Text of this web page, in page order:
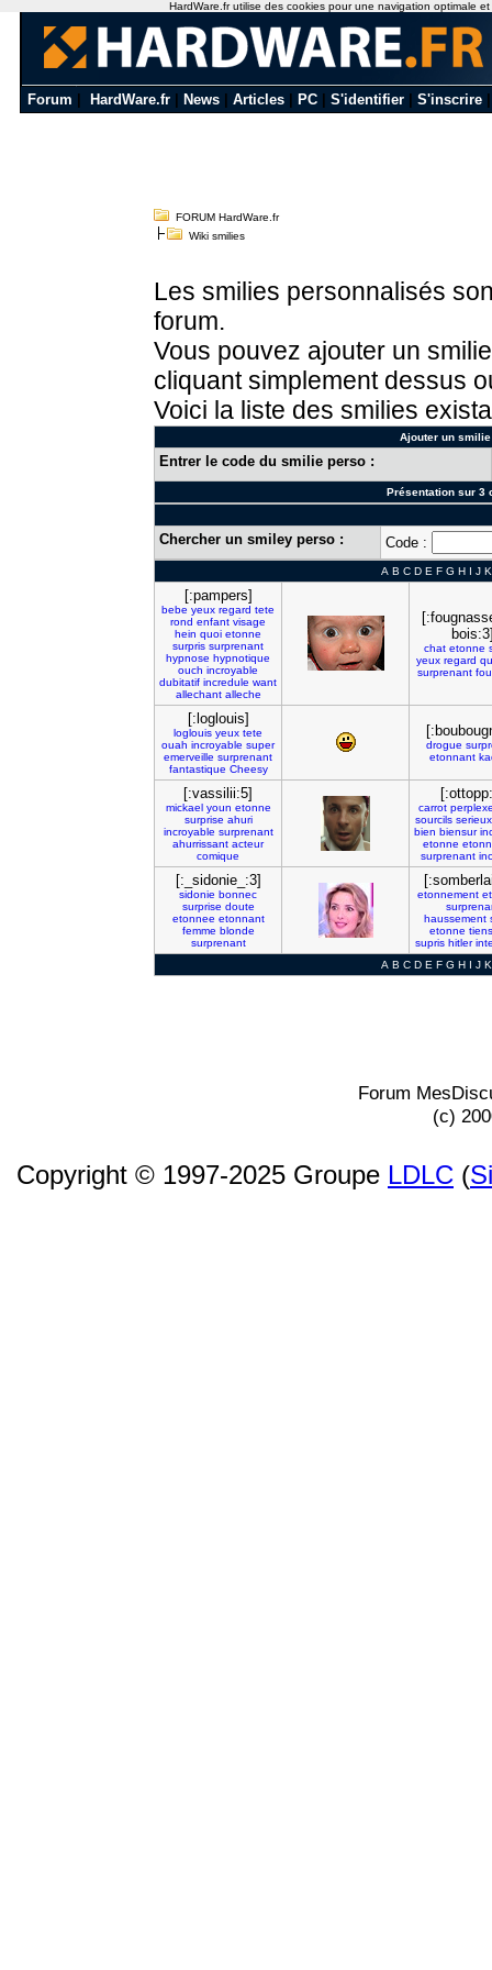
Forum HardWare.fr News Articles PC S'identifier S'inscrire
FORUM HardWare.fr
Wiki smilies
Les smilies personnalisés
forum.
Vous pouvez ajouter un
cliquant simplement dessus
Voici la liste des smilies
Ajouter un
Entrer le code du smilie perso :
Présentation sur 3
Chercher un smiley perso : Code :
A B C D E F G H I J K
[:pampers]
bebe yeux regard tete
rond enfant visage
hein quoi etonne
surpris surprenant
hypnose hypnotique
ouch incroyable
dubitatif incredule want
allechant alleche
chat etonne
yeux regard
surprenant
[:loglouis]
loglouis yeux tete
ouah incroyable super
emerveille surprenant
fantastique Cheesy
drogue
etonnant
[:vassilii:5]
mickael youn etonne
surprise ahuri
incroyable surprenant
ahurrissant acteur
comique
carrot
sourcils serieux
bien biensur
etonne
surprenant
[:_sidonie_:3]
sidonie bonnec
surprise doute
etonnee etonnant
femme blonde
surprenant
etonnement
haussement
etonne tiens
supris hitler
A B C D E F G H I J K
Forum
(c)
Copyright © 1997-2025 Groupe LDLC (
HardWare.fr utilise des cookies pour une navigation optimale